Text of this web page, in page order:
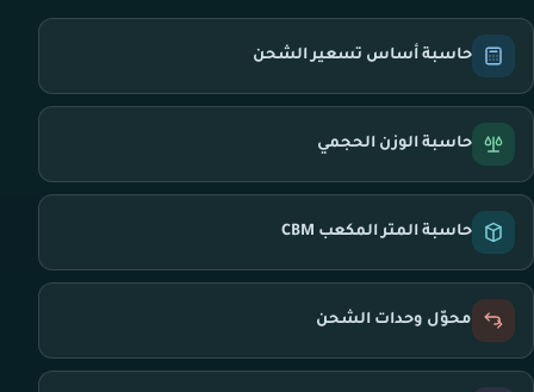
حاسبة أساس تسعير الشحن
حاسبة الوزن الحجمي
حاسبة المتر المكعب CBM
محوّل وحدات الشحن